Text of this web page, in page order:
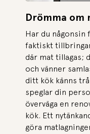
Drömma om
Har du någonsin
faktiskt
där mat tillagas;
och vänner
ditt kök känns
speglar din
överväga en
kök. Ett
göra